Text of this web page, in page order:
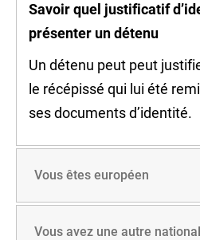
Savoir quel justificatif
présenter un détenu
Un détenu peut peut
le récépissé qui lui été
ses documents d’identité.
Vous êtes européen
Vous avez une autre